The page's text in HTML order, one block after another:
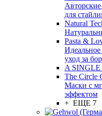
для
Natural
Pasta &
Идеальное
уход за
A
The Circle
Маски с
эффектом
+ ЕЩЕ 7